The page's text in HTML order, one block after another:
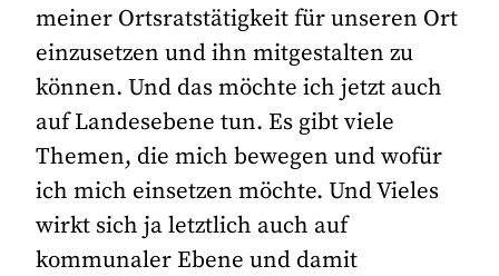
meiner Ortsratstätigkeit für unseren Ort
einzusetzen und ihn mitgestalten zu
können. Und das möchte ich jetzt auch
auf Landesebene tun. Es gibt viele
Themen, die mich bewegen und wofür
ich mich einsetzen möchte. Und Vieles
wirkt sich ja letztlich auch auf
kommunaler Ebene und damit